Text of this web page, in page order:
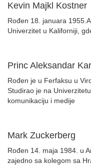
Kevin Majkl Kostner
Rođen 18. januara
Univerzitet u Kaliforniji,
Princ Aleksandar
Rođen je u Ferfaksu u
Studirao je na
komunikaciju i medije
Mark Zuckerberg
Rođen 14. maja 1984. u
zajedno sa kolegom sa